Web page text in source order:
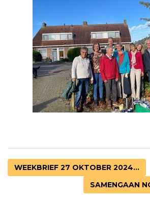
WEEKBRIEF 27 OKTOBER 2024...
SAMENGAAN